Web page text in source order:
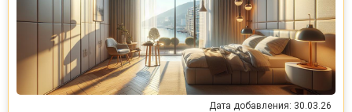
Дата добавления: 30.03.26